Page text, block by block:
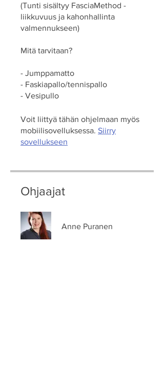
(Tunti sisältyy FasciaMethod -
liikkuvuus ja kahonhallinta
valmennukseen)
Mitä tarvitaan?
- Jumppamatto
- Faskiapallo/tennispallo
- Vesipullo
Voit liittyä tähän ohjelmaan myös
mobiilisovelluksessa. Siirry
sovellukseen
Ohjaajat
Anne Puranen